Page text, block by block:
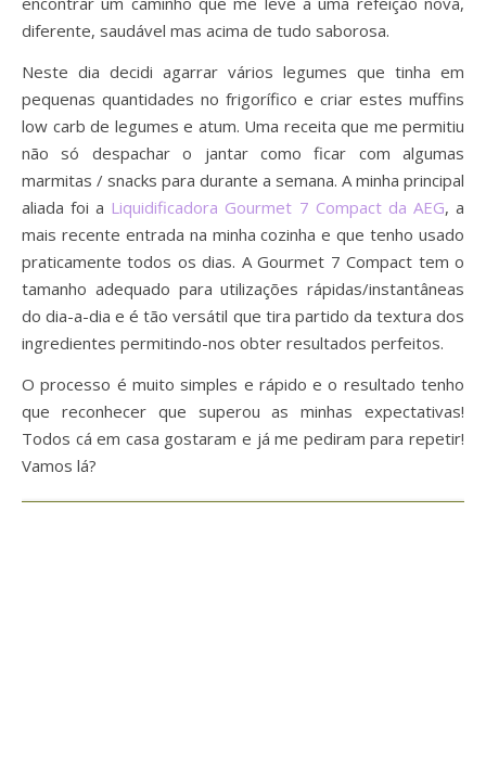
diferente, saudável mas acima de tudo saborosa.
Neste dia decidi agarrar vários legumes que tinha em
pequenas quantidades no frigorífico e criar estes muffins
low carb de legumes e atum. Uma receita que me permitiu
não só despachar o jantar como ficar com algumas
marmitas / snacks para durante a semana. A minha principal
aliada foi a Liquidificadora Gourmet 7 Compact da AEG, a
mais recente entrada na minha cozinha e que tenho usado
praticamente todos os dias. A Gourmet 7 Compact tem o
tamanho adequado para utilizações rápidas/instantâneas
do dia-a-dia e é tão versátil que tira partido da textura dos
ingredientes permitindo-nos obter resultados perfeitos.
O processo é muito simples e rápido e o resultado tenho
que reconhecer que superou as minhas expectativas!
Todos cá em casa gostaram e já me pediram para repetir!
Vamos lá?